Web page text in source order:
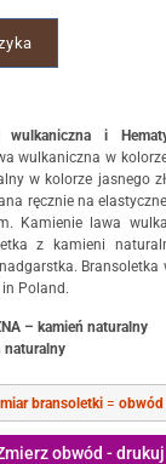
wulkaniczna i
wulkaniczna w
w kolorze jasnego
ręcznie na
Kamienie lawa
z kamieni
Bransoletka
Poland.
– kamień naturalny
naturalny
bransoletki= obwód
obwód -